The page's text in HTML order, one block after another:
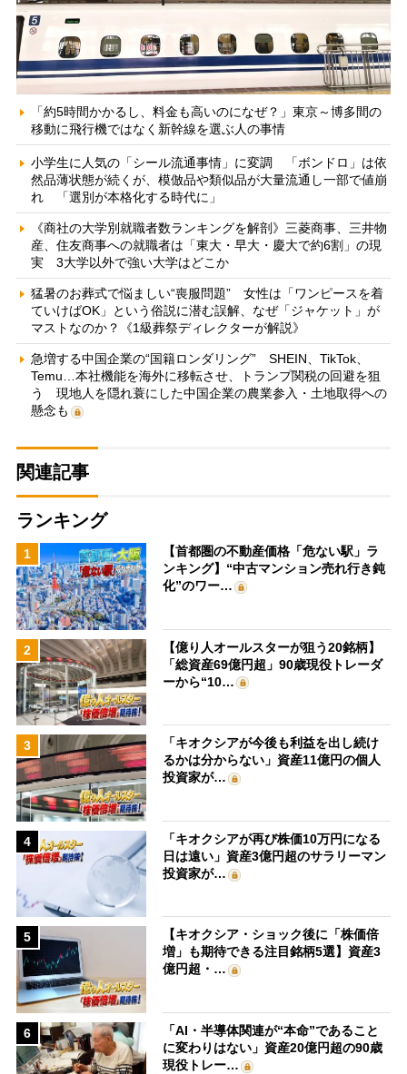
「約5時間かかるし、料金も高いのになぜ？」東京～博多間の
移動に飛行機ではなく新幹線を選ぶ人の事情
小学生に人気の「シール流通事情」に変調 「ボンドロ」は依
然品薄状態が続くが、模倣品や類似品が大量流通し一部で値崩
れ 「選別が本格化する時代に」
《商社の大学別就職者数ランキングを解剖》三菱商事、三井物
産、住友商事への就職者は「東大・早大・慶大で約6割」の現
実 3大学以外で強い大学はどこか
猛暑のお葬式で悩ましい“喪服問題” 女性は「ワンピースを着
ていけばOK」という俗説に潜む誤解、なぜ「ジャケット」が
マストなのか？《1級葬祭ディレクターが解説》
急増する中国企業の“国籍ロンダリング” SHEIN、TikTok、
Temu…本社機能を海外に移転させ、トランプ関税の回避を狙
う 現地人を隠れ蓑にした中国企業の農業参入・土地取得への
懸念も
関連記事
ランキング
1
【首都圏の不動産価格「危ない駅」ラ
ンキング】“中古マンション売れ行き鈍
化”のワー…
2
【億り人オールスターが狙う20銘柄】
「総資産69億円超」90歳現役トレーダ
ーから“10…
3
「キオクシアが今後も利益を出し続け
るかは分からない」資産11億円の個人
投資家が…
4
「キオクシアが再び株価10万円になる
日は遠い」資産3億円超のサラリーマン
投資家が…
5
【キオクシア・ショック後に「株価倍
増」も期待できる注目銘柄5選】資産3
億円超・…
6
「AI・半導体関連が“本命”であること
に変わりはない」資産20億円超の90歳
現役トレー…